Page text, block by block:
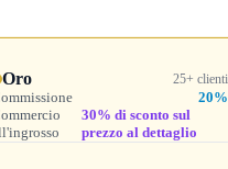
Oro 25+ clienti
20%
30% di sconto sul
prezzo al dettaglio